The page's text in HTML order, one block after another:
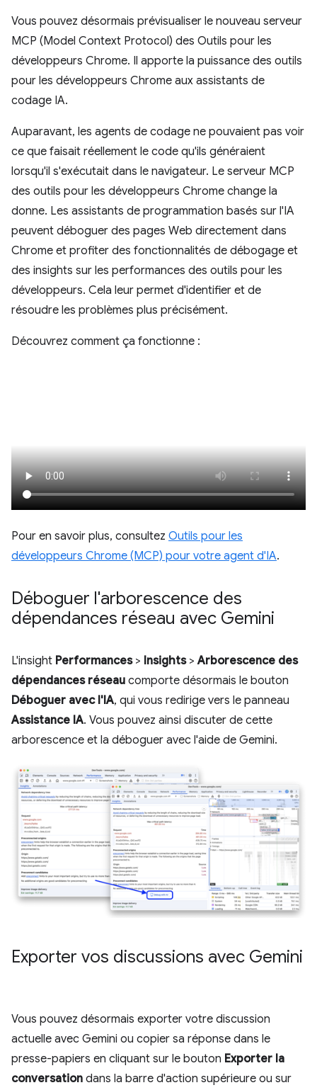
Vous pouvez désormais prévisualiser le nouveau serveur
MCP (Model Context Protocol) des Outils pour les
développeurs Chrome. Il apporte la puissance des outils
pour les développeurs Chrome aux assistants de
codage IA.
Auparavant, les agents de codage ne pouvaient pas voir
ce que faisait réellement le code qu'ils généraient
lorsqu'il s'exécutait dans le navigateur. Le serveur MCP
des outils pour les développeurs Chrome change la
donne. Les assistants de programmation basés sur l'IA
peuvent déboguer des pages Web directement dans
Chrome et profiter des fonctionnalités de débogage et
des insights sur les performances des outils pour les
développeurs. Cela leur permet d'identifier et de
résoudre les problèmes plus précisément.
Découvrez comment ça fonctionne :
Pour en savoir plus, consultez Outils pour les
développeurs Chrome (MCP) pour votre agent d'IA.
Déboguer l'arborescence des
dépendances réseau avec Gemini
L'insight Performances> Insights>Arborescence des
dépendances réseau comporte désormais le bouton
Déboguer avec l'IA, qui vous redirige vers le panneau
Assistance IA. Vous pouvez ainsi discuter de cette
arborescence et la déboguer avec l'aide de Gemini.
Exporter vos discussions avec Gemini
Vous pouvez désormais exporter votre discussion
actuelle avec Gemini ou copier sa réponse dans le
presse-papiers en cliquant sur le bouton Exporter la
conversation dans la barre d'action supérieure ou sur